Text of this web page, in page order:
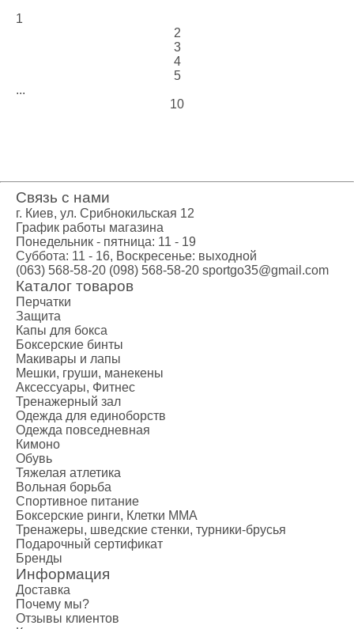
1
2
3
4
5
...
10
Связь с нами
г. Киев, ул. Срибнокильская 12
График работы магазина
Понедельник - пятница: 11 - 19
Суббота: 11 - 16, Воскресенье: выходной
(063) 568-58-20 (098) 568-58-20 sportgo35@gmail.com
Каталог товаров
Перчатки
Защита
Капы для бокса
Боксерские бинты
Макивары и лапы
Мешки, груши, манекены
Аксессуары, Фитнес
Тренажерный зал
Одежда для единоборств
Одежда повседневная
Кимоно
Обувь
Тяжелая атлетика
Вольная борьба
Спортивное питание
Боксерские ринги, Клетки ММА
Тренажеры, шведские стенки, турники-брусья
Подарочный сертификат
Бренды
Информация
Доставка
Почему мы?
Отзывы клиентов